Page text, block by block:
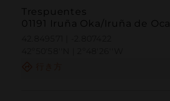
Trespuentes
01191 Iruña Oka/Iruña de Oca